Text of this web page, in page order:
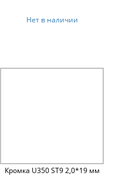
Нет в наличии
Кромка U350 ST9 2,0*19 мм